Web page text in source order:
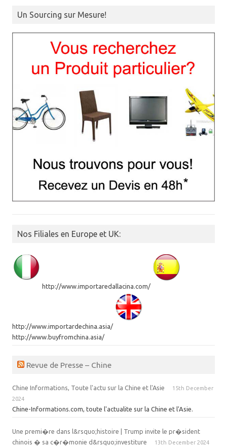
Un Sourcing sur Mesure!
Nos Filiales en Europe et UK:
http://www.importaredallacina.com/
http://www.importardechina.asia/
http://www.buyfromchina.asia/
Revue de Presse – Chine
Chine Informations, Toute l'actu sur la Chine et l'Asie
15th December
2024
Chine-Informations.com, toute l'actualite sur la Chine et l'Asie.
Une premi�re dans l&rsquo;histoire | Trump invite le pr�sident
chinois � sa c�r�monie d&rsquo;investiture
13th December 2024